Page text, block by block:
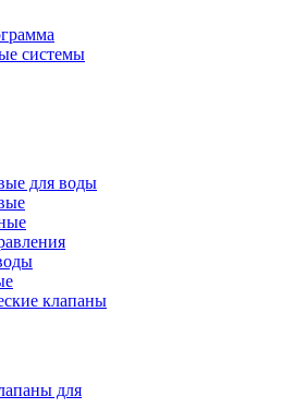
системы
для воды
клапаны
для